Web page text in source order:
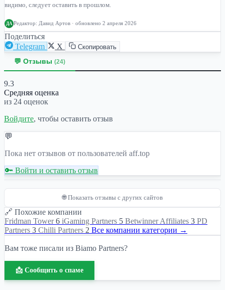
видимо, следует оставить в прошлом.
ДА Редактор: Давид Артов · обновлено 2 апреля 2026
Поделиться
Telegram
X Скопировать
💬 Отзывы (24)
9.3
Средняя оценка
из 24 оценок
Войдите, чтобы оставить отзыв
💬
Пока нет отзывов от пользователей aff.top
🔑 Войти и оставить отзыв
🌐 Показать отзывы с других сайтов
🔗 Похожие компании
Fridman Tower 6 iGaming Partners 5 Betwinner Affiliates 3 PD
Partners 3 Chilli Partners 2 Все компании категории →
Вам тоже писали из Biamo Partners?
📩 Сообщить о спаме